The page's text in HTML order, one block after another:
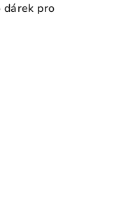
dárek pro